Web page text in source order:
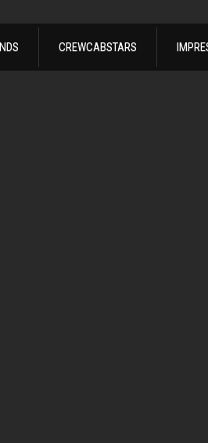
CREWCABSTARS